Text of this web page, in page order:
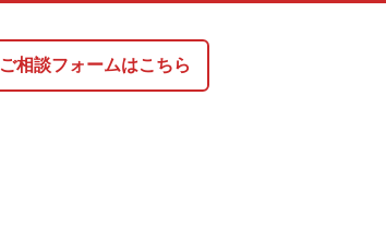
ご相談フォームはこちら